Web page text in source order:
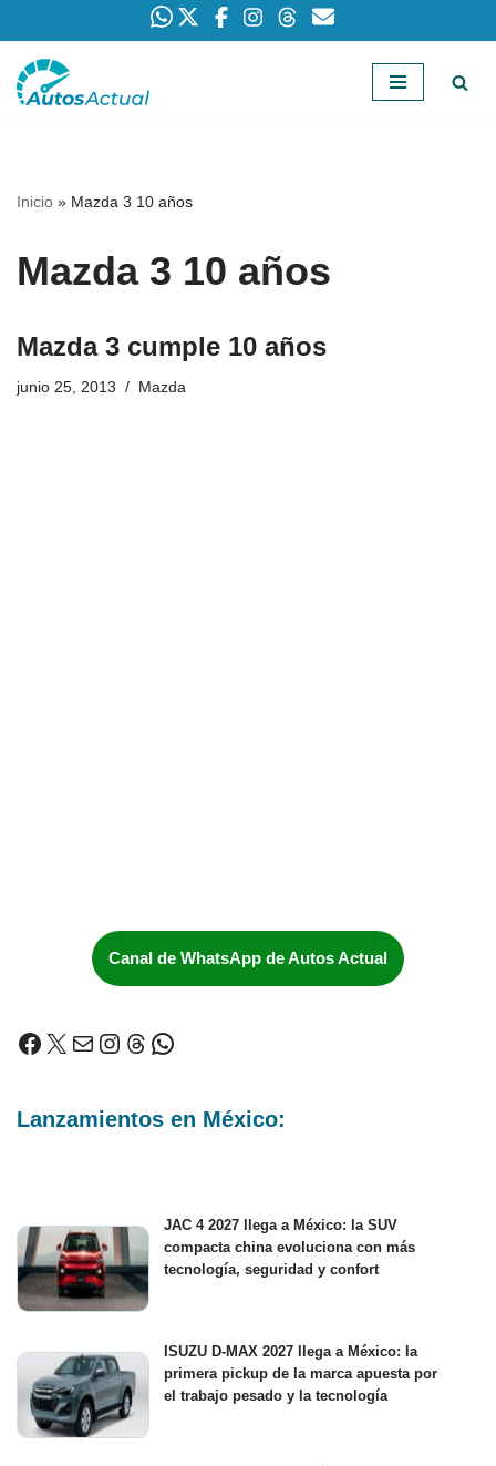
Saltar
Inicio » Mazda 3 10 años
Mazda 3 10 años
Mazda 3 cumple 10 años
junio 25, 2013 Mazda
Canal de WhatsApp de Autos Actual
Lanzamientos en México:
JAC 4 2027 llega a México: la SUV
compacta china evoluciona con más
tecnología, seguridad y confort
ISUZU D-MAX 2027 llega a México: la
primera pickup de la marca apuesta por
el trabajo pesado y la tecnología